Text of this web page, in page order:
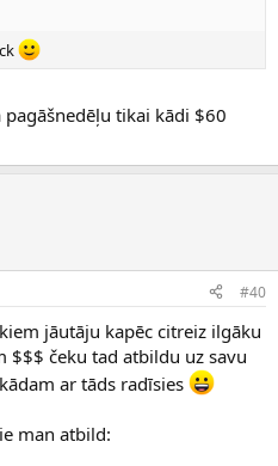
tikai kādi $60
#40
jāutāju kapēc citreiz ilgāku
$$$ čeku tad atbildu uz savu
ar tāds radīsies
man atbild: